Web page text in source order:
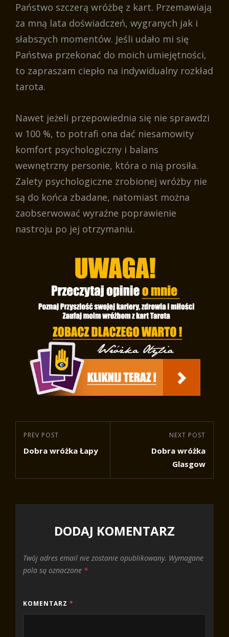
Państwo szczerą wróżbę z kart. Przemawiają
za mną lata doświadczeń, wygranych jak i
słabszych momentów. Jeśli udało mi się
Państwa przekonać do moich umiejętności,
to zapraszam ciepło na indywidualny rozkład
tarota.
Nawet jeżeli przepowiednia się nie sprawdzi
w 100 %, to potrafi ona dać niesamowity
komfort psychologiczny i balans
wewnętrzny personie, która o nią prosiła.
Zalety psychologiczne zrobionej wróżby nie
są do końca zbadane, natomiast można
zaobserwować wyraźne poprawienie
nastroju po jej otrzymaniu.
Nawigacja
wpisu
Previous
Post
PREV POST
Dobra wróżka Łapy
NEXT POST
Dobra wróżka
Glasgow
DODAJ KOMENTARZ
Twój adres email nie zostanie opublikowany. Wymagane
pola są oznaczone *
KOMENTARZ *